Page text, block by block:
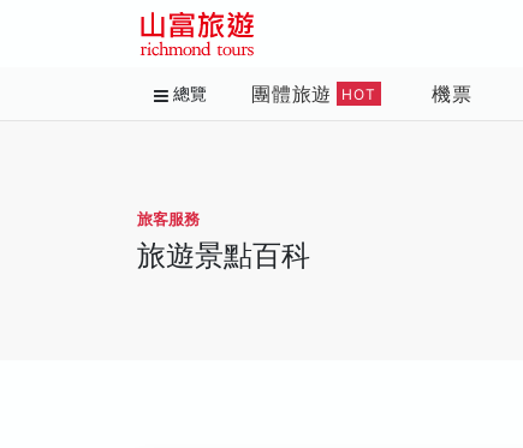
總覽 團體旅遊 HOT 機票
旅客服務
旅遊景點百科